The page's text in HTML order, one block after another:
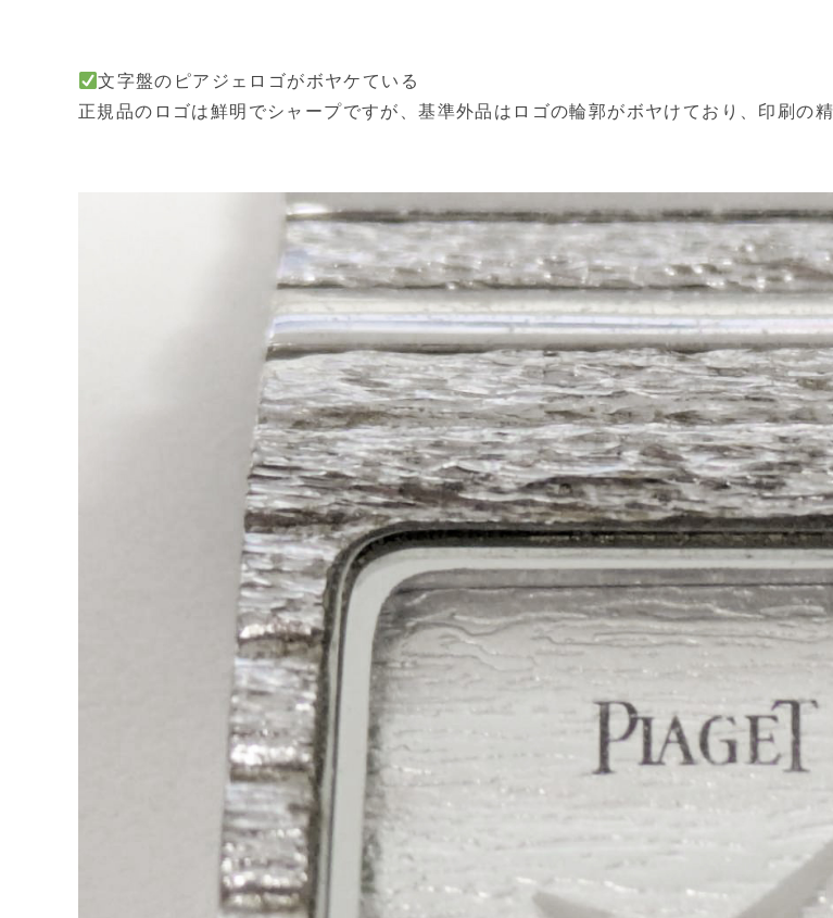
文字盤のピアジェロゴがボヤケている
正規品のロゴは鮮明でシャープですが、基準外品はロゴの輪郭がボヤけており、印刷の